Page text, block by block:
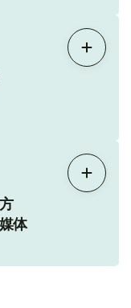
展开
体
展开